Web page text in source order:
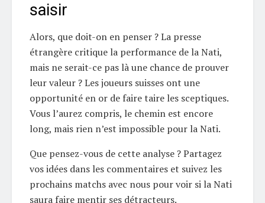
saisir
Alors, que doit-on en penser ? La presse
étrangère critique la performance de la Nati,
mais ne serait-ce pas là une chance de prouver
leur valeur ? Les joueurs suisses ont une
opportunité en or de faire taire les sceptiques.
Vous l’aurez compris, le chemin est encore
long, mais rien n’est impossible pour la Nati.
Que pensez-vous de cette analyse ? Partagez
vos idées dans les commentaires et suivez les
prochains matchs avec nous pour voir si la Nati
saura faire mentir ses détracteurs.